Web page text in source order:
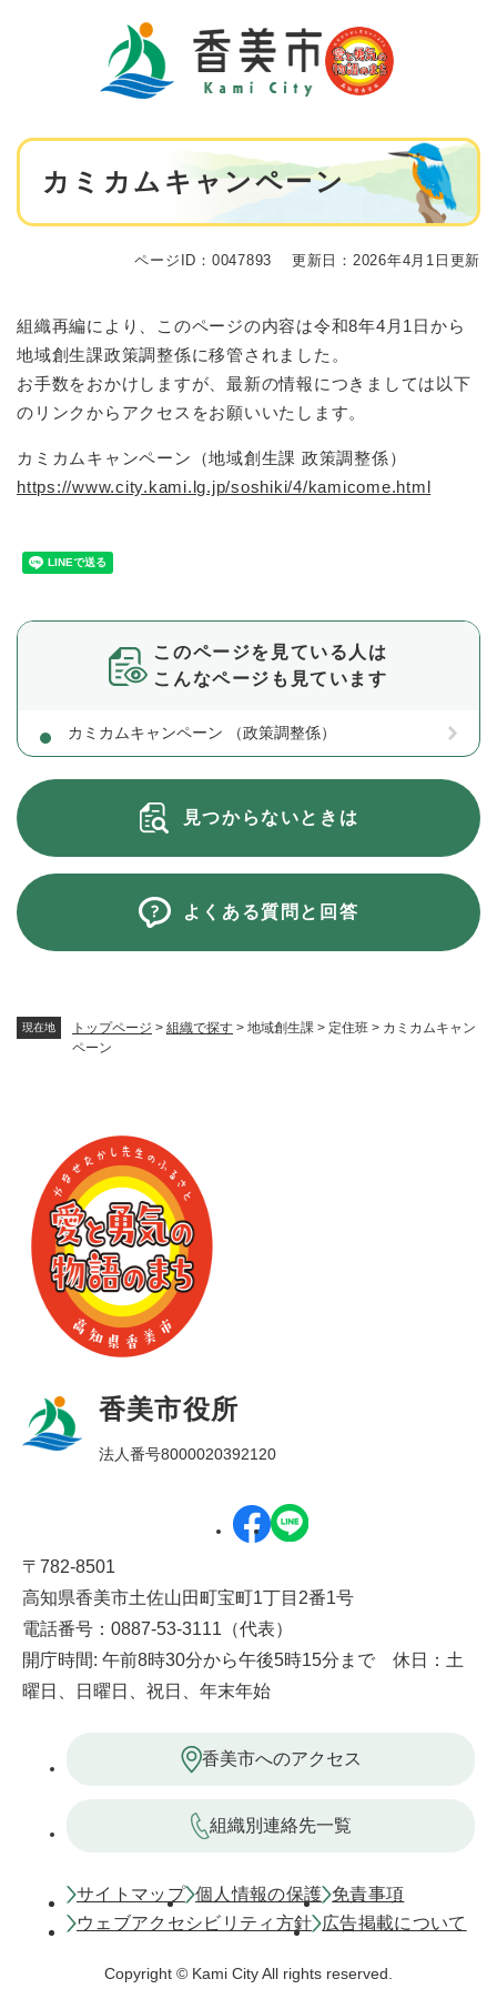
現在地 トップページ > 組織で探す > 地域創生課 > 定住班 > カミカムキャン
ペーン
本
カミカムキャンペーン
ページID：0047893 更新日：2026年4月1日更新
組織再編により、このページの内容は令和8年4月1日から
地域創生課政策調整係に移管されました。
お手数をおかけしますが、最新の情報につきましては以下
のリンクからアクセスをお願いいたします。
カミカムキャンペーン（地域創生課 政策調整係）
https://www.city.kami.lg.jp/soshiki/4/kamicome.html
このページを見ている人は
こんなページも見ています
カミカムキャンペーン （政策調整係）
見つからないときは
よくある質問と回答
香美市役所
法人番号8000020392120
〒782-8501
高知県香美市土佐山田町宝町1丁目2番1号
電話番号：0887-53-3111（代表）
開庁時間: 午前8時30分から午後5時15分まで 休日：土
曜日、日曜日、祝日、年末年始
香美市へのアクセス
組織別連絡先一覧
サイトマップ 個人情報の保護 免責事項
ウェブアクセシビリティ方針
広告掲載について
Copyright © Kami City All rights reserved.